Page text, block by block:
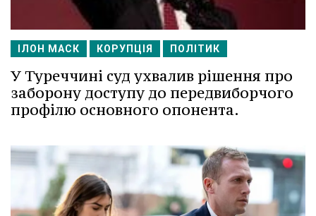
ІЛОН МАСК КОРУПЦІЯ ПОЛІТИК
У Туреччині суд ухвалив рішення про
заборону доступу до передвиборчого
профілю основного опонента.